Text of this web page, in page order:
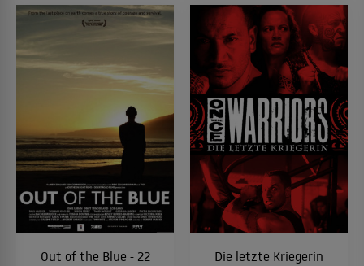
Out of the Blue - 22
Die letzte Kriegerin